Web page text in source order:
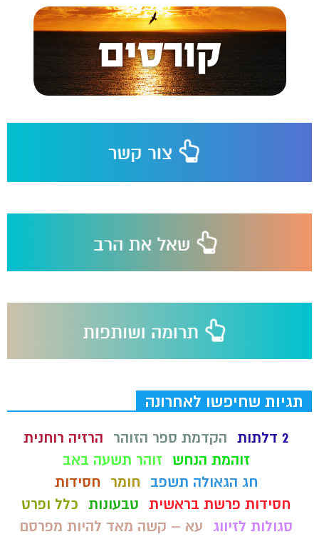
תגיות שחיפשו לאחרונה
2 דלתות הקדמת ספר הזוהר
הרזיה רוחנית
זוהמת הנחש
זוהר תשעה באב
חג הגאולה תשפב
חומר
חסידות
חסידות פרשת בראשית טבעונות כלל ופרט
סגולות לזיווג
עא – קשה מאד להיות מפרסם